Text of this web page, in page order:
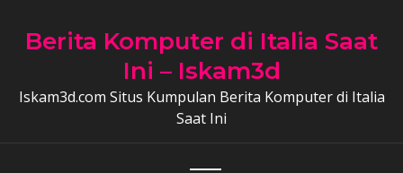
Berita Komputer di Italia Saat
Ini – Iskam3d
Iskam3d.com Situs Kumpulan Berita Komputer di Italia
Saat Ini